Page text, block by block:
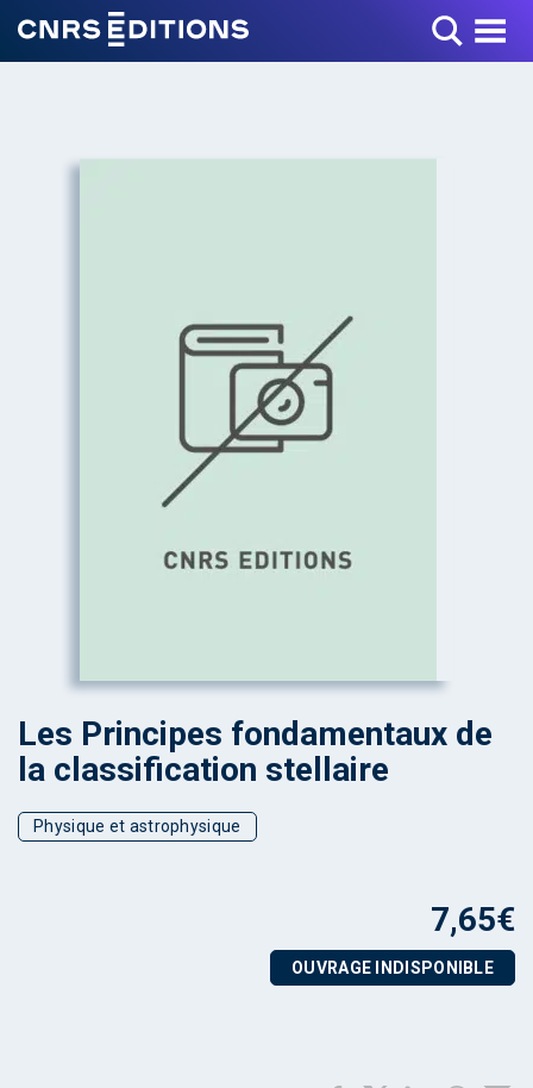
Toggle Menu
Les Principes fondamentaux de
la classification stellaire
Physique et astrophysique
7,65€
OUVRAGE INDISPONIBLE